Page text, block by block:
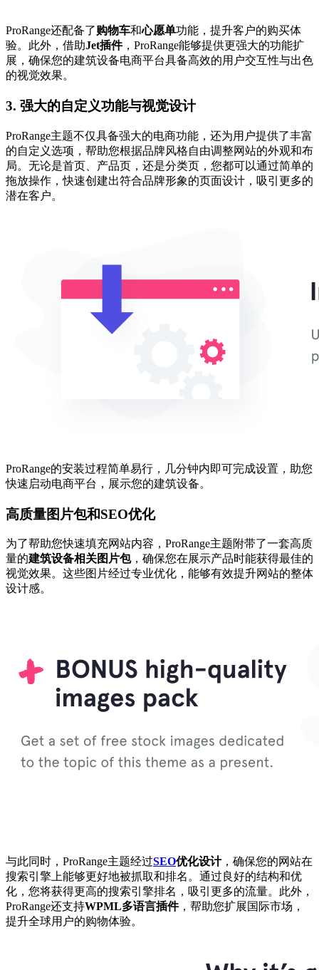
ProRange还配备了购物车和心愿单功能，提升客户的购买体
验。此外，借助Jet插件，ProRange能够提供更强大的功能扩
展，确保您的建筑设备电商平台具备高效的用户交互性与出色
的视觉效果。
3. 强大的自定义功能与视觉设计
ProRange主题不仅具备强大的电商功能，还为用户提供了丰富
的自定义选项，帮助您根据品牌风格自由调整网站的外观和布
局。无论是首页、产品页，还是分类页，您都可以通过简单的
拖放操作，快速创建出符合品牌形象的页面设计，吸引更多的
潜在客户。
ProRange的安装过程简单易行，几分钟内即可完成设置，助您
快速启动电商平台，展示您的建筑设备。
高质量图片包和SEO优化
为了帮助您快速填充网站内容，ProRange主题附带了一套高质
量的建筑设备相关图片包，确保您在展示产品时能获得最佳的
视觉效果。这些图片经过专业优化，能够有效提升网站的整体
设计感。
与此同时，ProRange主题经过SEO优化设计，确保您的网站在
搜索引擎上能够更好地被抓取和排名。通过良好的结构和优
化，您将获得更高的搜索引擎排名，吸引更多的流量。此外，
ProRange还支持WPML多语言插件，帮助您扩展国际市场，
提升全球用户的购物体验。